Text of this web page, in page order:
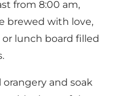
from 8:00 am,
brewed with love,
lunch board filled
and soak